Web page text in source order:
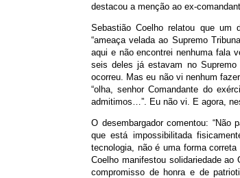
destacou a menção ao ex-
Sebastião Coelho relatou que
“ameaça velada ao Supremo
aqui e não encontrei nenhuma fala
seis deles já estavam no
ocorreu. Mas eu não vi nenhum
“olha, senhor Comandante do
admitimos…”. Eu não vi. E agora,
O desembargador comentou:
que está impossibilitada
tecnologia, não é uma forma
Coelho manifestou solidariedade
compromisso de honra e de